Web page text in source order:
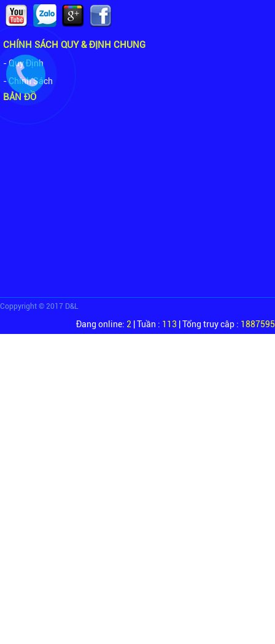
CHÍNH SÁCH QUY & ĐỊNH CHUNG
- Quy Định
- Chính Sách
BẢN ĐỒ
Coppyright © 2017 D&L
Đang online: 2 | Tuần : 113 | Tổng truy câp : 1887595